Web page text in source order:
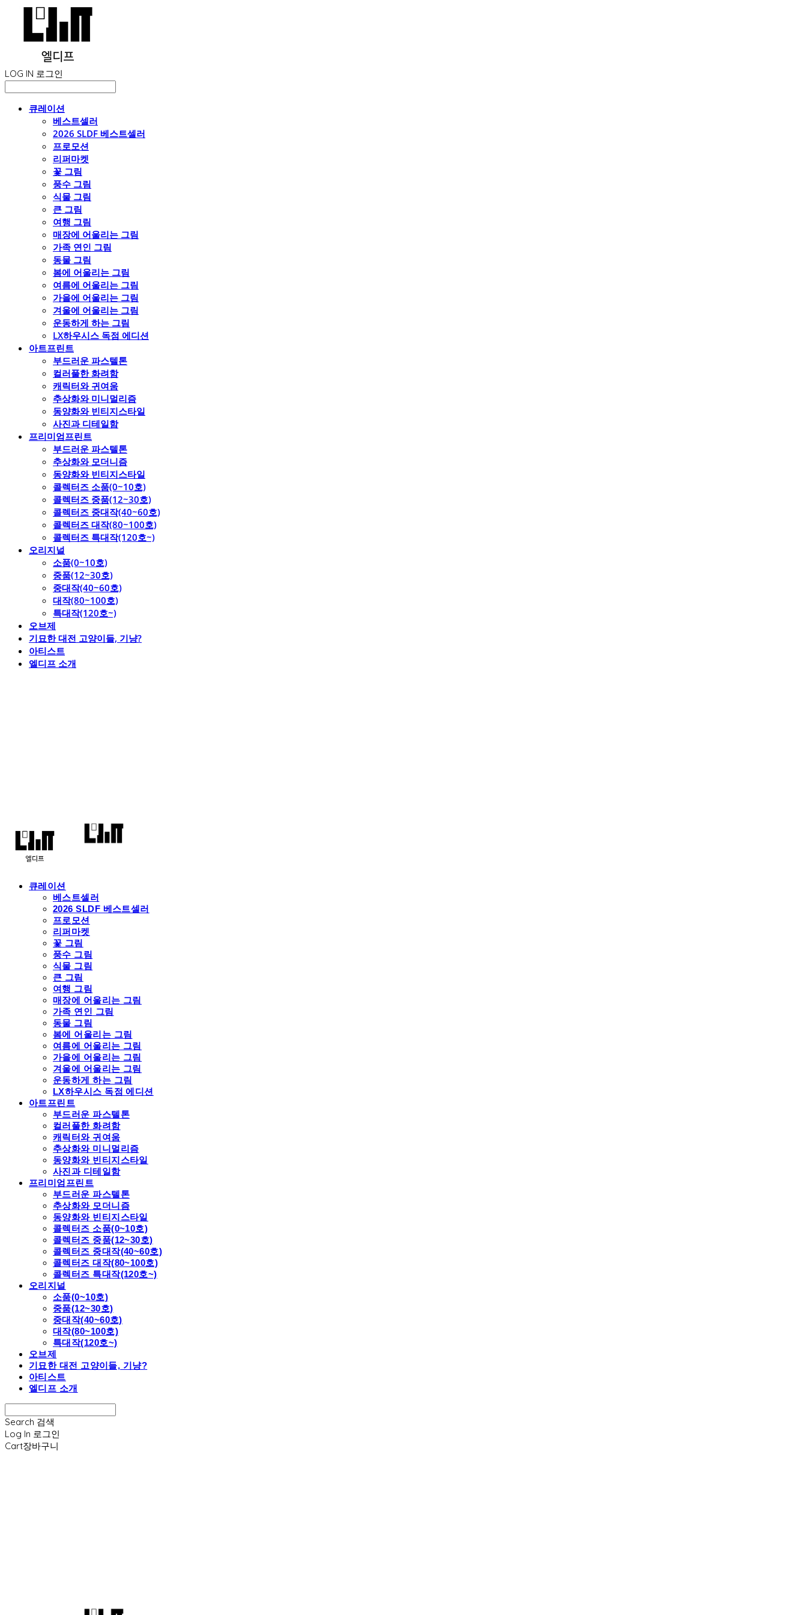
LOG IN 로그인
큐레이션
베스트셀러
2026 SLDF 베스트셀러
프로모션
리퍼마켓
꽃 그림
풍수 그림
식물 그림
큰 그림
여행 그림
매장에 어울리는 그림
가족 연인 그림
동물 그림
봄에 어울리는 그림
여름에 어울리는 그림
가을에 어울리는 그림
겨울에 어울리는 그림
운동하게 하는 그림
LX하우시스 독점 에디션
아트프린트
부드러운 파스텔톤
컬러풀한 화려함
캐릭터와 귀여움
추상화와 미니멀리즘
동양화와 빈티지스타일
사진과 디테일함
프리미엄프린트
부드러운 파스텔톤
추상화와 모더니즘
동양화와 빈티지스타일
콜렉터즈 소품(0~10호)
콜렉터즈 중품(12~30호)
콜렉터즈 중대작(40~60호)
콜렉터즈 대작(80~100호)
콜렉터즈 특대작(120호~)
오리지널
소품(0~10호)
중품(12~30호)
중대작(40~60호)
대작(80~100호)
특대작(120호~)
오브제
기묘한 대전 고양이들, 기냥?
아티스트
엘디프 소개
큐레이션
베스트셀러
2026 SLDF 베스트셀러
프로모션
리퍼마켓
꽃 그림
풍수 그림
식물 그림
큰 그림
여행 그림
매장에 어울리는 그림
가족 연인 그림
동물 그림
봄에 어울리는 그림
여름에 어울리는 그림
가을에 어울리는 그림
겨울에 어울리는 그림
운동하게 하는 그림
LX하우시스 독점 에디션
아트프린트
부드러운 파스텔톤
컬러풀한 화려함
캐릭터와 귀여움
추상화와 미니멀리즘
동양화와 빈티지스타일
사진과 디테일함
프리미엄프린트
부드러운 파스텔톤
추상화와 모더니즘
동양화와 빈티지스타일
콜렉터즈 소품(0~10호)
콜렉터즈 중품(12~30호)
콜렉터즈 중대작(40~60호)
콜렉터즈 대작(80~100호)
콜렉터즈 특대작(120호~)
오리지널
소품(0~10호)
중품(12~30호)
중대작(40~60호)
대작(80~100호)
특대작(120호~)
오브제
기묘한 대전 고양이들, 기냥?
아티스트
엘디프 소개
Search 검색
Log In 로그인
Cart장바구니